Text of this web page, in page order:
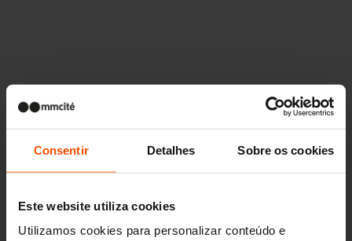
Consentir Detalhes Sobre os cookies
Este website utiliza cookies
Utilizamos cookies para personalizar conteúdo e
Outros projetos